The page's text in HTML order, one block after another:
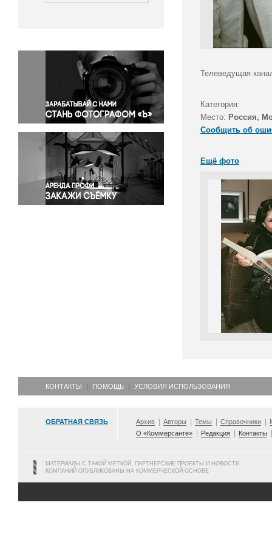
Окружающая среда
Политика
Правосудие
Происшествия и конфликты
Религия
Светская жизнь
Спорт
Экология
Экономика и бизнес
Телеведущая
Категория:
Место: Россия,
Сообщить об
Ещё фото
КОНТАКТЫ ПОМОЩЬ УСЛОВИЯ ИСПОЛЬЗОВАНИЯ
ОБРАТНАЯ СВЯЗЬ Архив Авторы Темы Справочники
О «Коммерсанте»
Редакция Контакты
МАТЕРИАЛЫ С ТАКОЙ МЕТКОЙ, ПАРТНЕРСКИЕ ПРОЕКТЫ И НОВОСТИ
КОМПАНИЙ ОПУБЛИКОВАНЫ НА КОММЕРЧЕСКОЙ ОСНОВЕ